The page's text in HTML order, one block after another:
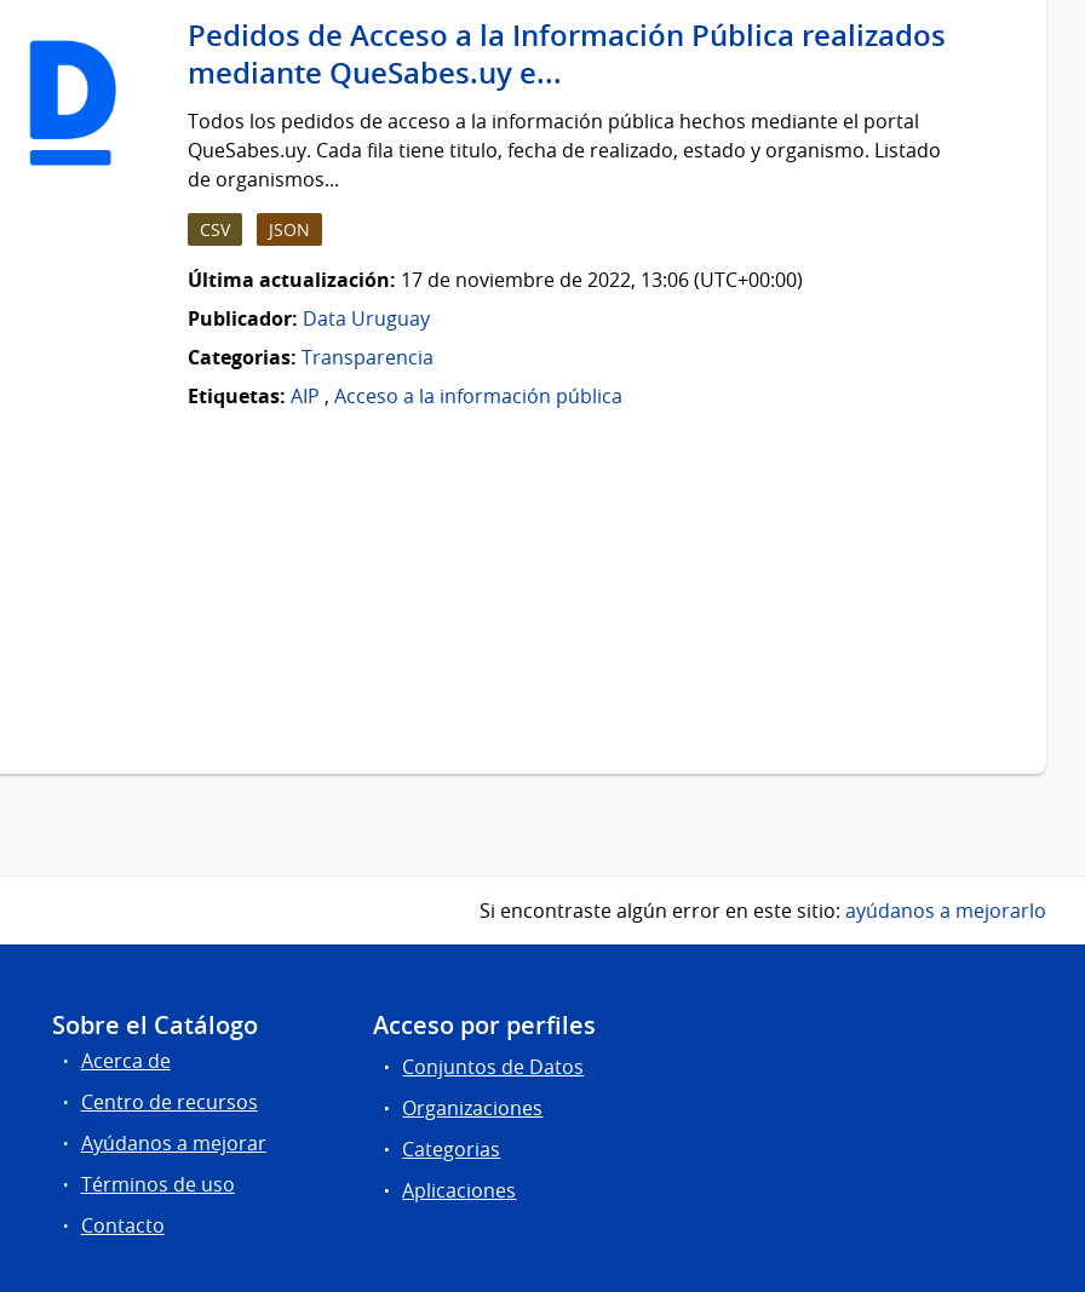
Pedidos de Acceso a la Información Pública realizados
mediante QueSabes.uy e...
Todos los pedidos de acceso a la información pública hechos mediante el portal
QueSabes.uy. Cada fila tiene titulo, fecha de realizado, estado y organismo. Listado
de organismos...
CSV JSON
Última actualización: 17 de noviembre de 2022, 13:06 (UTC+00:00)
Publicador: Data Uruguay
Categorias: Transparencia
Etiquetas: AIP , Acceso a la información pública
Si encontraste algún error en este sitio: ayúdanos a mejorarlo
Sobre el Catálogo
Acerca de
Centro de recursos
Ayúdanos a mejorar
Términos de uso
Contacto
Acceso por perfiles
Conjuntos de Datos
Organizaciones
Categorias
Aplicaciones